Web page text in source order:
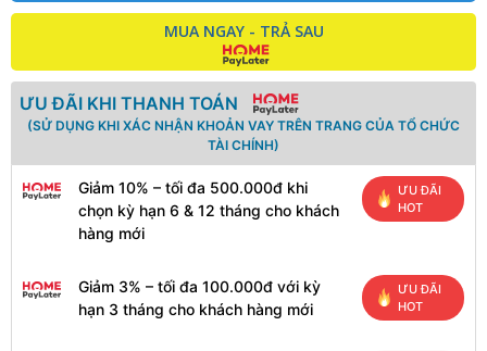
MUA NGAY - TRẢ SAU
ƯU ĐÃI KHI THANH TOÁN
(SỬ DỤNG KHI XÁC NHẬN KHOẢN VAY TRÊN TRANG CỦA TỔ CHỨC
TÀI CHÍNH)
Giảm 10% – tối đa 500.000đ khi
chọn kỳ hạn 6 & 12 tháng cho khách
hàng mới
ƯU ĐÃI
HOT
Giảm 3% – tối đa 100.000đ với kỳ
hạn 3 tháng cho khách hàng mới
ƯU ĐÃI
HOT